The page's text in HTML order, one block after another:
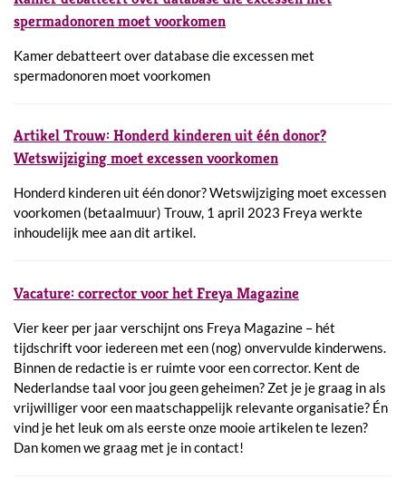
spermadonoren moet voorkomen
Kamer debatteert over database die excessen met
spermadonoren moet voorkomen
Artikel Trouw: Honderd kinderen uit één donor?
Wetswijziging moet excessen voorkomen
Honderd kinderen uit één donor? Wetswijziging moet excessen
voorkomen (betaalmuur) Trouw, 1 april 2023 Freya werkte
inhoudelijk mee aan dit artikel.
Vacature: corrector voor het Freya Magazine
Vier keer per jaar verschijnt ons Freya Magazine – hét
tijdschrift voor iedereen met een (nog) onvervulde kinderwens.
Binnen de redactie is er ruimte voor een corrector. Kent de
Nederlandse taal voor jou geen geheimen? Zet je je graag in als
vrijwilliger voor een maatschappelijk relevante organisatie? Én
vind je het leuk om als eerste onze mooie artikelen te lezen?
Dan komen we graag met je in contact!